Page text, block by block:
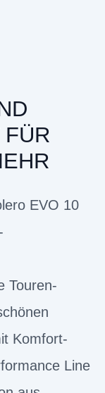
EVO 10
Touren-
Komfort-
Line